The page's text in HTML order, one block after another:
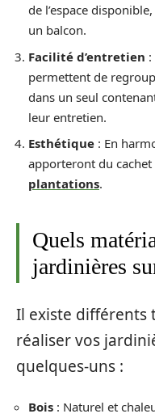
de l’espace
un balcon.
Facilité d’entretien
permettent de
dans un seul
leur entretien.
Esthétique : En
apporteront du
plantations.
Quels
jardinières
Il existe différents
réaliser vos
quelques-uns :
Bois : Naturel et